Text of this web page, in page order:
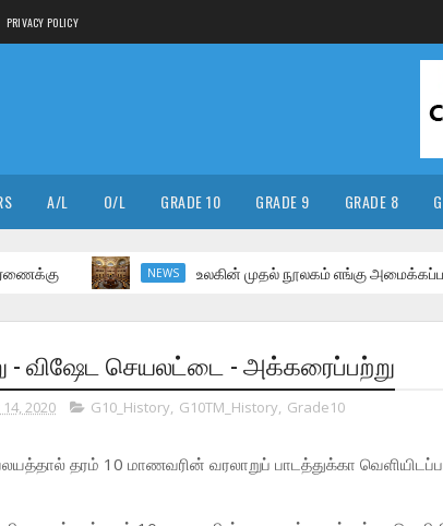
PRIVACY POLICY
A/L O/L GRADE 10 GRADE 9 GRADE 8
NEWS உலகின் முதல் நூலகம் எங்கு அமைக்கப்பட்டது
- விஷேட செயலட்டை - அக்கரைப்பற்று
2020 G10_History, G10TM_History, Grade10
தரம் 10 மாணவரின் வரலாறுப் பாடத்துக்கா